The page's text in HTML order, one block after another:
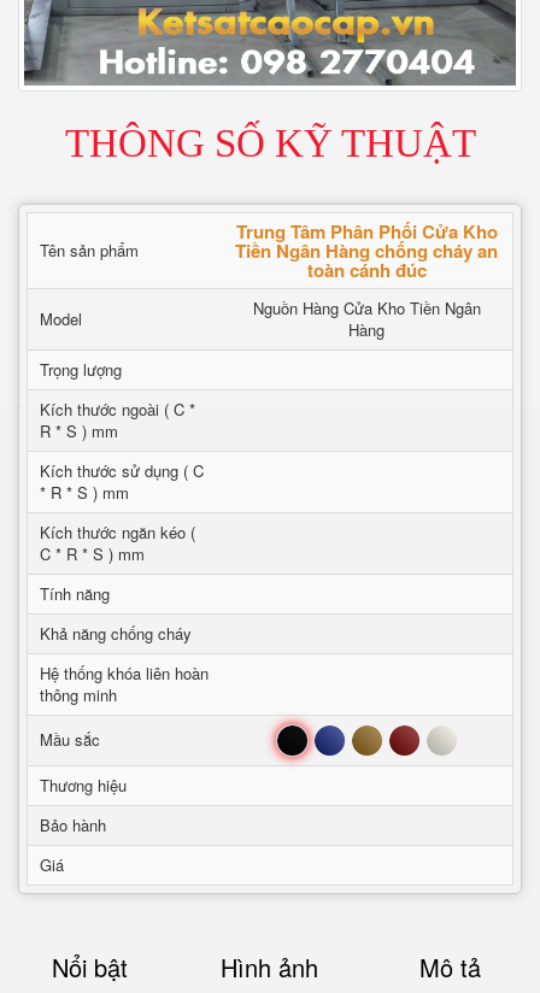
THÔNG SỐ KỸ THUẬT
Tên sản phẩm
Trung Tâm Phân Phối Cửa Kho
Tiền Ngân Hàng chống cháy an
toàn cánh đúc
Model
Nguồn Hàng Cửa Kho Tiền Ngân
Hàng
Trọng lượng
Kích thước ngoài ( C *
R * S ) mm
Kích thước sử dụng ( C
* R * S ) mm
Kích thước ngăn kéo (
C * R * S ) mm
Tính năng
Khả năng chống cháy
Hệ thống khóa liên hoàn
thông minh
Mầu sắc
Đen Xanh Nâu Đỏ Trắng
Thương hiệu
Bảo hành
Giá
Nổi bật Hình ảnh Mô tả